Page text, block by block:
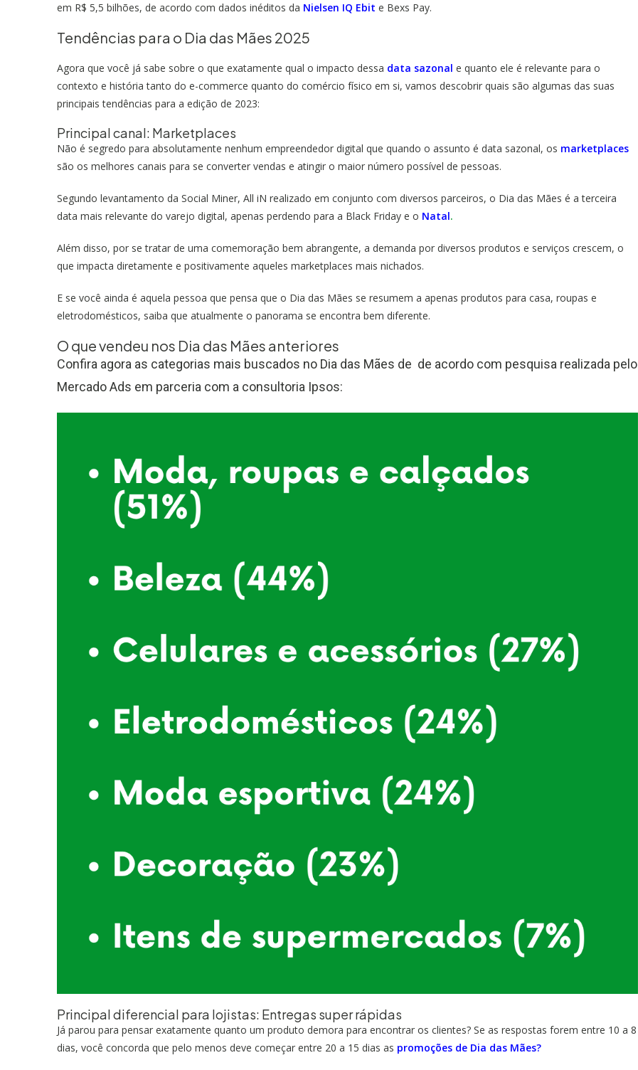
em R$ 5,5 bilhões, de acordo com dados inéditos da Nielsen IQ Ebit e Bexs Pay.
Tendências para o Dia das Mães 2025
Agora que você já sabe sobre o que exatamente qual o impacto dessa data sazonal e quanto ele é relevante para o
contexto e história tanto do e-commerce quanto do comércio físico em si, vamos descobrir quais são algumas das suas
principais tendências para a edição de 2023:
Principal canal: Marketplaces
Não é segredo para absolutamente nenhum empreendedor digital que quando o assunto é data sazonal, os marketplaces
são os melhores canais para se converter vendas e atingir o maior número possível de pessoas.
Segundo levantamento da Social Miner, All iN realizado em conjunto com diversos parceiros, o Dia das Mães é a terceira
data mais relevante do varejo digital, apenas perdendo para a Black Friday e o Natal.
Além disso, por se tratar de uma comemoração bem abrangente, a demanda por diversos produtos e serviços crescem, o
que impacta diretamente e positivamente aqueles marketplaces mais nichados.
E se você ainda é aquela pessoa que pensa que o Dia das Mães se resumem a apenas produtos para casa, roupas e
eletrodomésticos, saiba que atualmente o panorama se encontra bem diferente.
O que vendeu nos Dia das Mães anteriores
Confira agora as categorias mais buscados no Dia das Mães de de acordo com pesquisa realizada pelo
Mercado Ads em parceria com a consultoria Ipsos:
Principal diferencial para lojistas: Entregas super rápidas
Já parou para pensar exatamente quanto um produto demora para encontrar os clientes? Se as respostas forem entre 10 a 8
dias, você concorda que pelo menos deve começar entre 20 a 15 dias as promoções de Dia das Mães?